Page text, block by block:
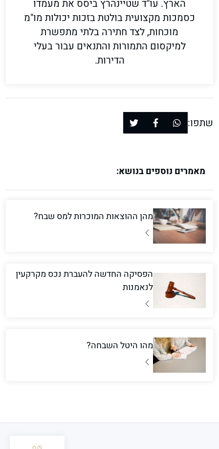
הארץ. עו"ד שטיינהרץ ביסס את מעמדו
כסמכות מקצועית בולטת בזכות יכולות מו"מ
מוכחות, לצד חתירה בלתי מתפשרת
למיקסום התמורות והתנאים עבור בעלי
הדירות.
שתפו:
מאמרים נוספים בנושא:
מהן ההוצאות המוכרות למס שבח?
הפסיקה החדשה להעברת נכס מקרקעין
לנאמנות
מהו היטל השבחה?